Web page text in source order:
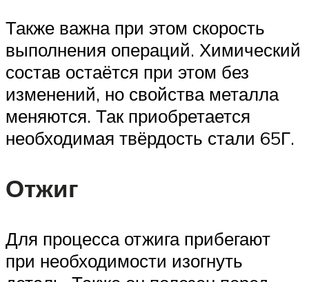
Также важна при этом скорость
выполнения операций. Химический
состав остаётся при этом без
изменений, но свойства металла
меняются. Так приобретается
необходимая твёрдость стали 65Г.
Отжиг
Для процесса отжига прибегают
при необходимости изогнуть